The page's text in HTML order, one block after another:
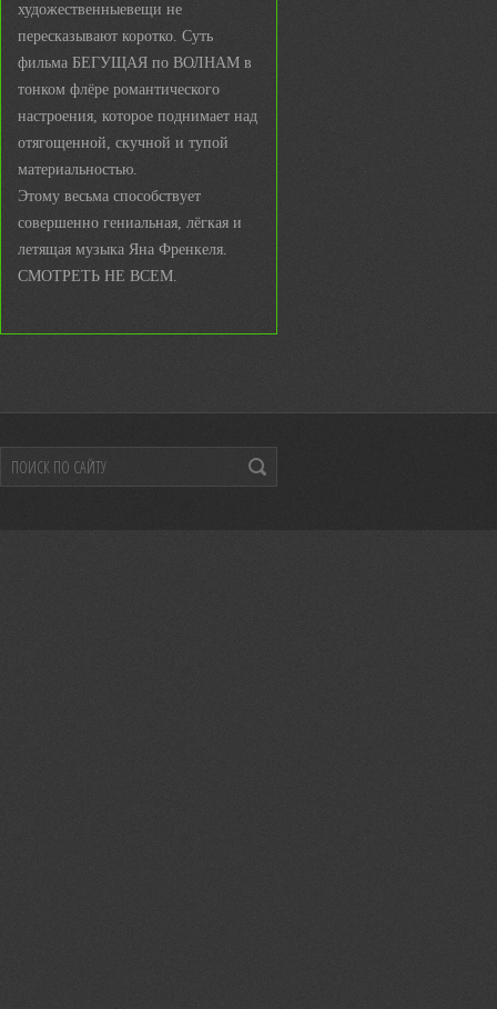
художественныевещи не
пересказывают коротко. Суть
фильма БЕГУЩАЯ по ВОЛНАМ в
тонком флёре романтического
настроения, которое поднимает над
отягощенной, скучной и тупой
материальностью.
Этому весьма способствует
совершенно гениальная, лёгкая и
летящая музыка Яна Френкеля.
СМОТРЕТЬ НЕ ВСЕМ.